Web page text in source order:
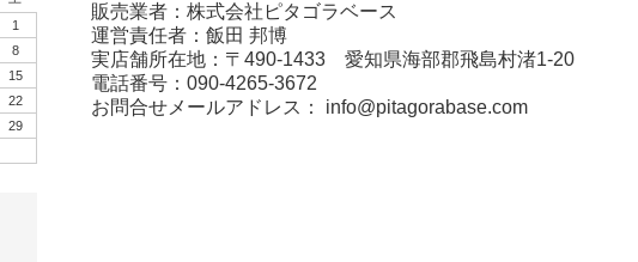
販売業者：株式会社ピタゴラベース
運営責任者：飯田 邦博
実店舗所在地：〒490-1433 愛知県海部郡飛島村渚1-20
電話番号：090-4265-3672
お問合せメールアドレス： info@pitagorabase.com
1
8
15
22
29